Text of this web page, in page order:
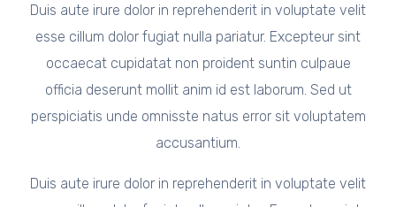
Duis aute irure dolor in reprehenderit in voluptate velit
esse cillum dolor fugiat nulla pariatur. Excepteur sint
occaecat cupidatat non proident suntin culpaue
officia deserunt mollit anim id est laborum. Sed ut
perspiciatis unde omnisste natus error sit voluptatem
accusantium.
Duis aute irure dolor in reprehenderit in voluptate velit